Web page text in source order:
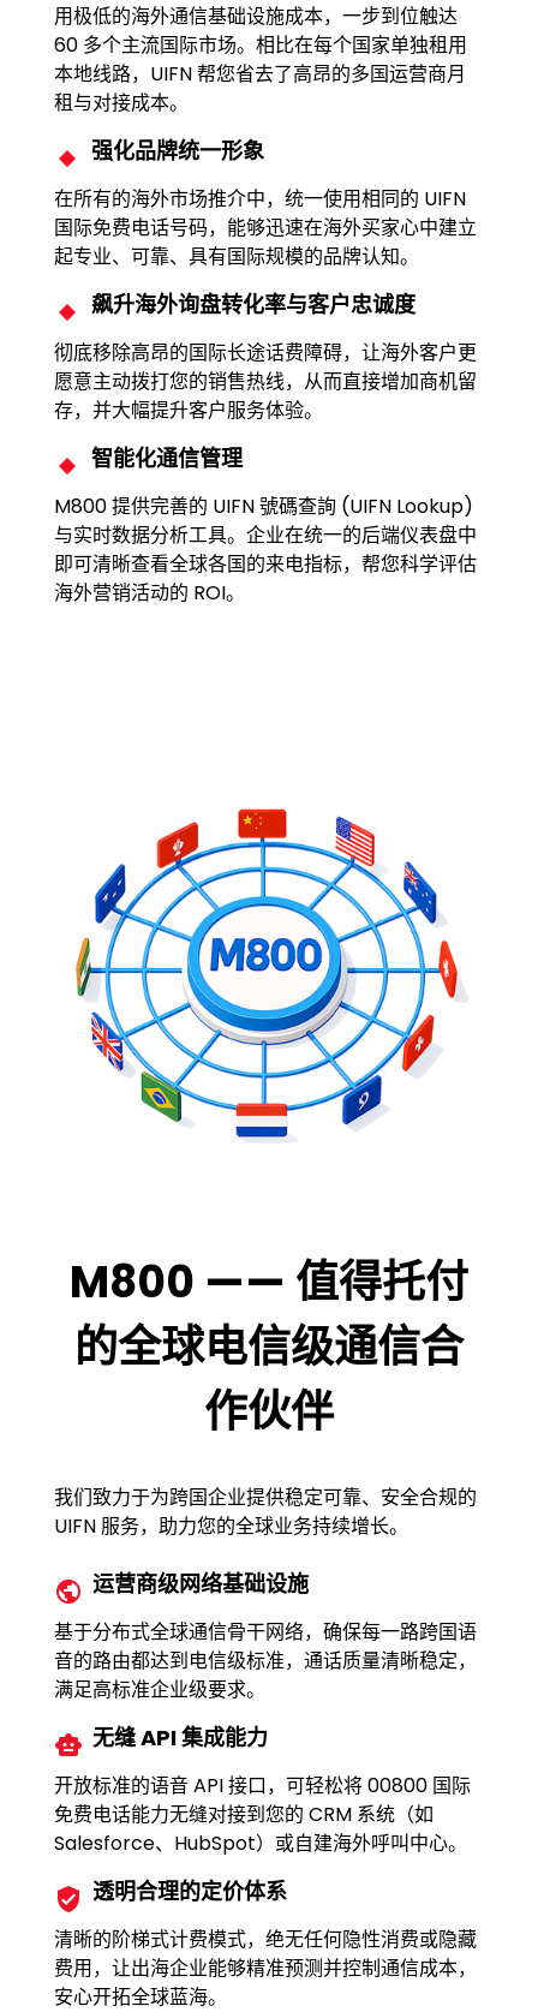
用极低的海外通信基础设施成本，一步到位触达
60 多个主流国际市场。相比在每个国家单独租用
本地线路，UIFN 帮您省去了高昂的多国运营商月
租与对接成本。
强化品牌统一形象
在所有的海外市场推介中，统一使用相同的 UIFN
国际免费电话号码，能够迅速在海外买家心中建立
起专业、可靠、具有国际规模的品牌认知。
飙升海外询盘转化率与客户忠诚度
彻底移除高昂的国际长途话费障碍，让海外客户更
愿意主动拨打您的销售热线，从而直接增加商机留
存，并大幅提升客户服务体验。
智能化通信管理
M800 提供完善的 UIFN 號碼查詢 (UIFN Lookup)
与实时数据分析工具。企业在统一的后端仪表盘中
即可清晰查看全球各国的来电指标，帮您科学评估
海外营销活动的 ROI。
M800 —— 值得托付
的全球电信级通信合
作伙伴
我们致力于为跨国企业提供稳定可靠、安全合规的
UIFN 服务，助力您的全球业务持续增长。
运营商级网络基础设施
基于分布式全球通信骨干网络，确保每一路跨国语
音的路由都达到电信级标准，通话质量清晰稳定，
满足高标准企业级要求。
无缝 API 集成能力
开放标准的语音 API 接口，可轻松将 00800 国际
免费电话能力无缝对接到您的 CRM 系统（如
Salesforce、HubSpot）或自建海外呼叫中心。
透明合理的定价体系
清晰的阶梯式计费模式，绝无任何隐性消费或隐藏
费用，让出海企业能够精准预测并控制通信成本，
安心开拓全球蓝海。